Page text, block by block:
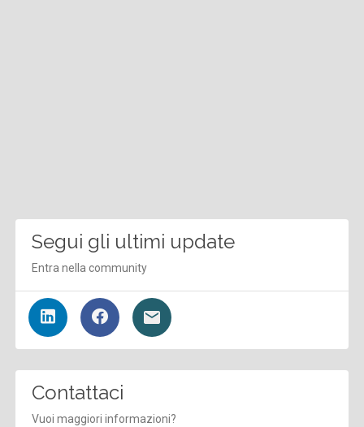
Segui gli ultimi update
Entra nella community
Contattaci
Vuoi maggiori informazioni?